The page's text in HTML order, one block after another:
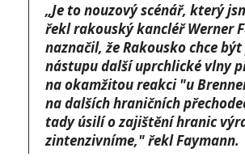
„Je to nouzový scénář, který
řekl rakouský kancléř Werner
naznačil, že Rakousko chce
nástupu další uprchlické vlny
na okamžitou reakci "u
na dalších hraničních
tady úsilí o zajištění hranic
zintenzivníme," řekl Faymann.